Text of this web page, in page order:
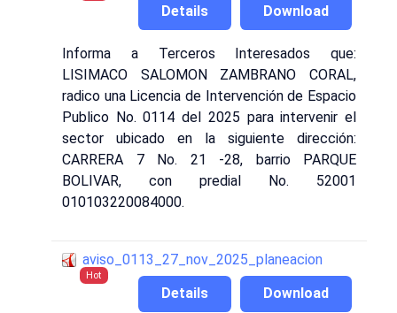
Download
Details
Informa a Terceros Interesados que:
LISIMACO SALOMON ZAMBRANO CORAL,
radico una Licencia de Intervención de Espacio
Publico No. 0114 del 2025 para intervenir el
sector ubicado en la siguiente dirección:
CARRERA 7 No. 21 -28, barrio PARQUE
BOLIVAR, con predial No. 52001
010103220084000.
aviso_0113_27_nov_2025_planeacion
Hot
Download
Details